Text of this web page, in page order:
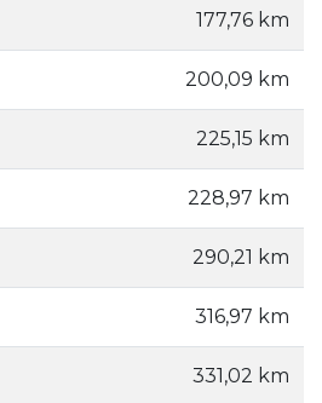
177,76 km
200,09 km
225,15 km
228,97 km
290,21 km
316,97 km
331,02 km